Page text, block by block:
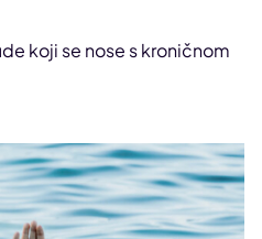
koji se nose s kroničnom